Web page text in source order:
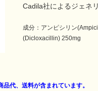
Cadila社によるジェネリ
成分：アンピシリン
(Dicloxacillin) 250mg
品代、送料が含まれています。